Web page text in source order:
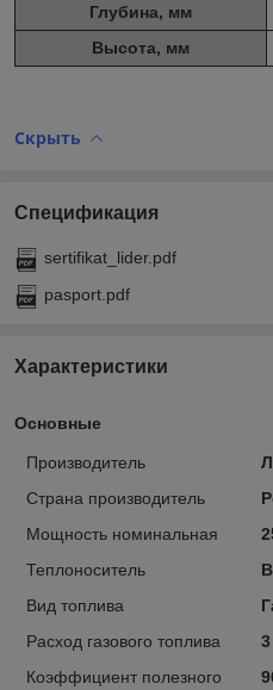
Глубина, мм
Высота, мм
Скрыть
Спецификация
sertifikat_lider.pdf
pasport.pdf
Характеристики
Основные
Производитель
Страна производитель
Мощность номинальная
Теплоноситель
Вид топлива
Расход газового топлива
Коэффициент полезного